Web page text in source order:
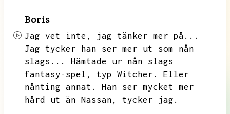
Boris
Jag vet inte,
jag tänker mer på...
Jag tycker han ser mer ut som nån
slags...
Hämtade ur nån slags
fantasy-spel,
typ Witcher.
Eller
nånting annat.
Han ser mycket mer
hård ut än Nassan,
tycker jag.